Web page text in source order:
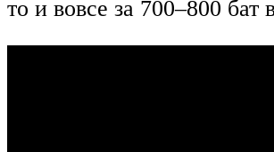
то и вовсе за 700–800 бат